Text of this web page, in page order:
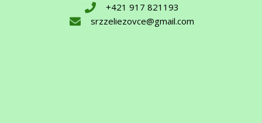
+421 917 821193
srzzeliezovce@gmail.com